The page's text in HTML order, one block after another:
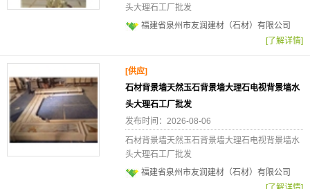
头大理石工厂批发
福建省泉州市友润建材（石材）有限公司
[了解详情]
[供应]
石材背景墙天然玉石背景墙大理石电视背景墙水
头大理石工厂批发
发布时间：2026-08-06
石材背景墙天然玉石背景墙大理石电视背景墙水
头大理石工厂批发
福建省泉州市友润建材（石材）有限公司